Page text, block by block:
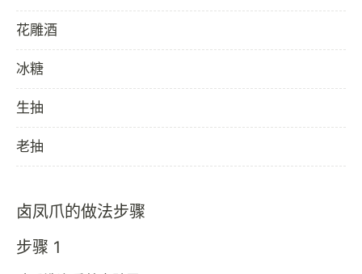
花雕酒
冰糖
生抽
老抽
卤凤爪的做法步骤
步骤 1